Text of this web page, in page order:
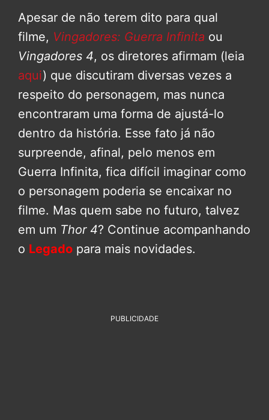
Apesar de não terem dito para qual
filme, Vingadores: Guerra Infinita ou
Vingadores 4, os diretores afirmam (leia
aqui) que discutiram diversas vezes a
respeito do personagem, mas nunca
encontraram uma forma de ajustá-lo
dentro da história. Esse fato já não
surpreende, afinal, pelo menos em
Guerra Infinita, fica difícil imaginar como
o personagem poderia se encaixar no
filme. Mas quem sabe no futuro, talvez
em um Thor 4? Continue acompanhando
o Legado para mais novidades.
PUBLICIDADE